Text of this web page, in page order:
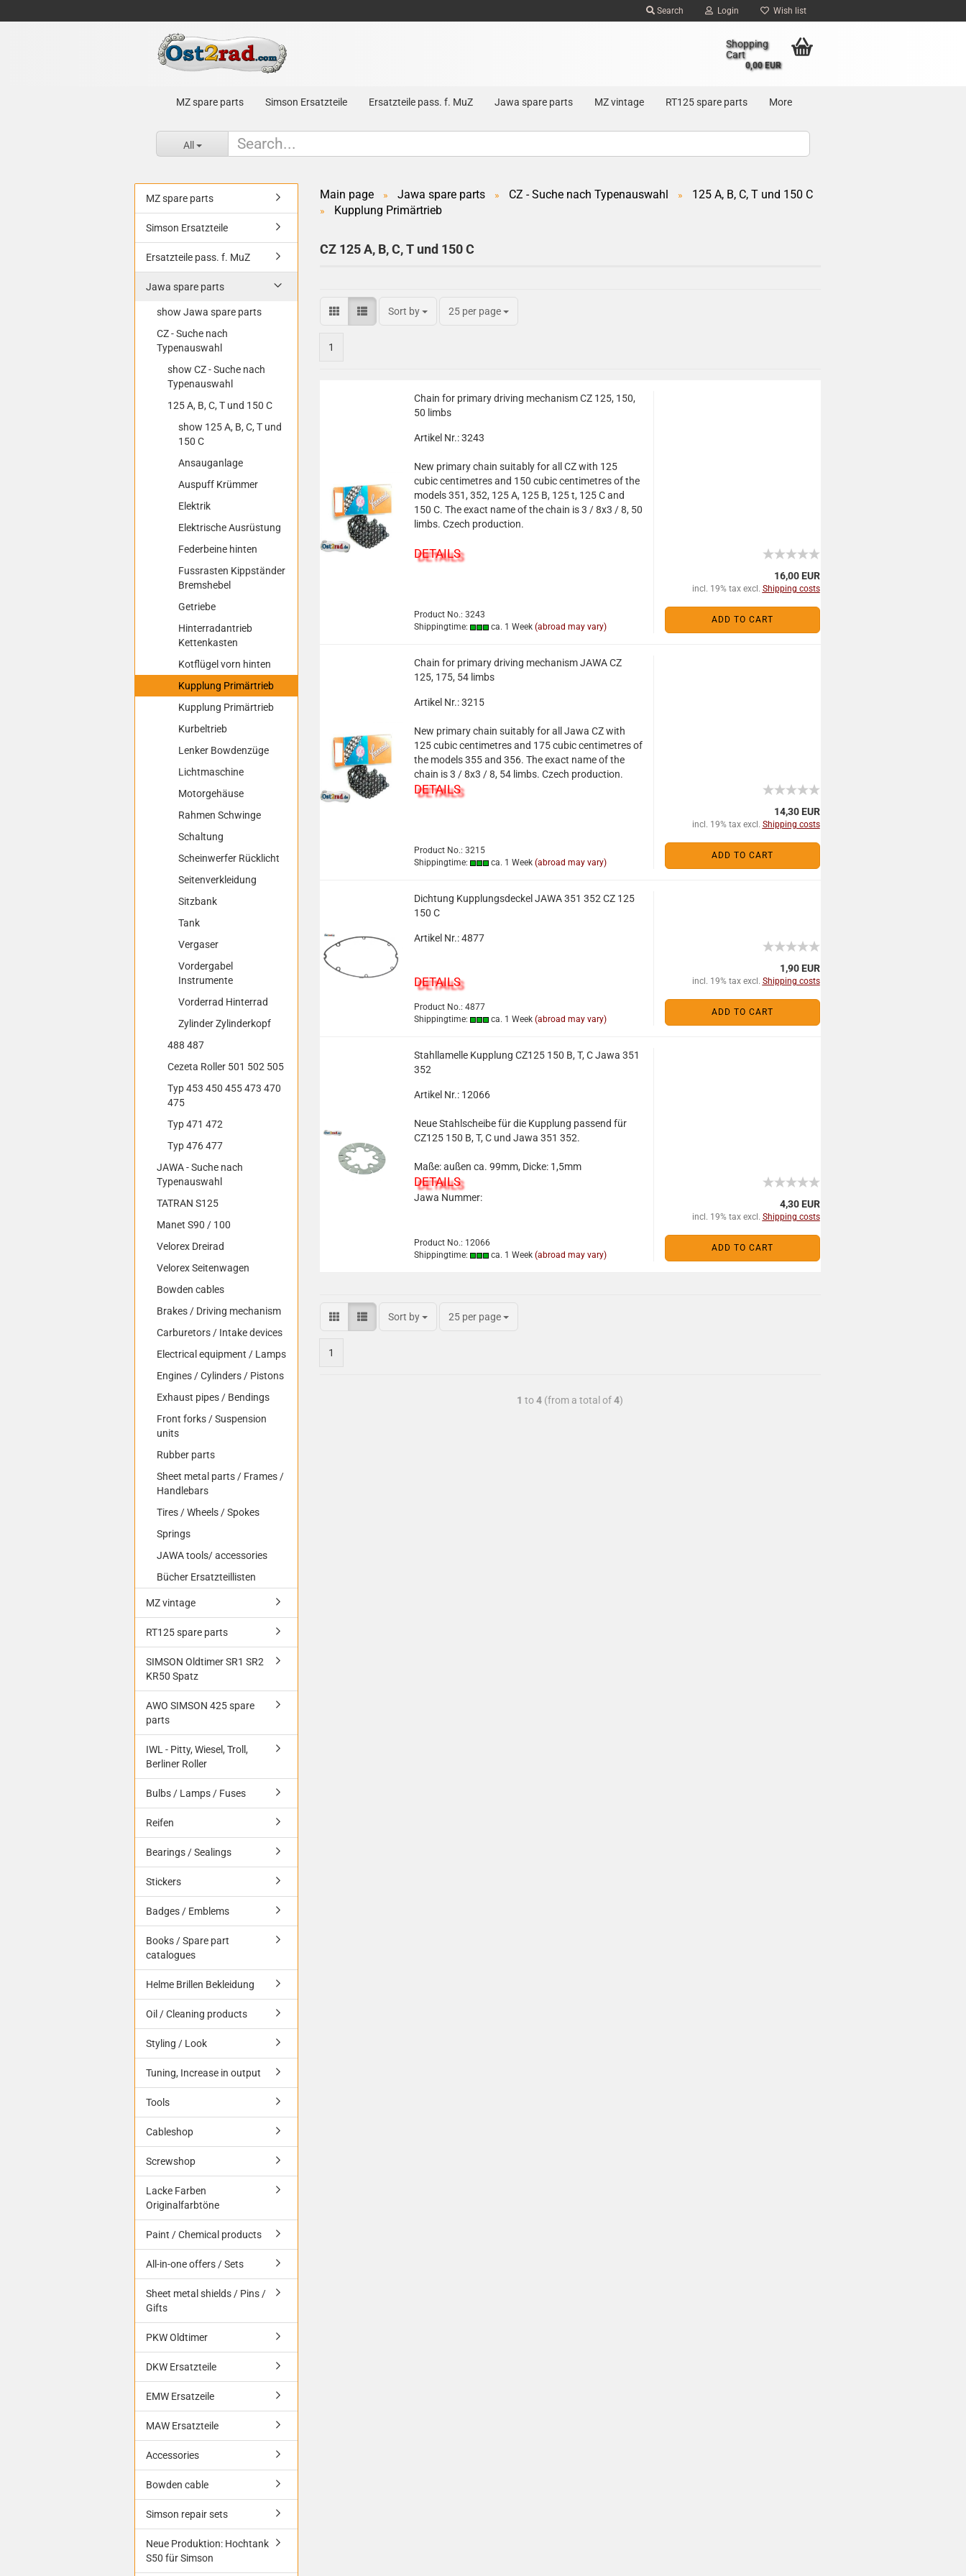
Search Login Wish list
Shopping
Cart
0,00 EUR
MZ spare parts Simson Ersatzteile Ersatzteile pass. f. MuZ Jawa spare parts MZ vintage RT125 spare parts More
All
Main page » Jawa spare parts » CZ - Suche nach Typenauswahl » 125 A, B, C, T und 150 C
» Kupplung Primärtrieb
CZ 125 A, B, C, T und 150 C
Sort by 25 per page
1
Chain for primary driving mechanism CZ 125, 150,
50 limbs
Artikel Nr.: 3243
New primary chain suitably for all CZ with 125
cubic centimetres and 150 cubic centimetres of the
models 351, 352, 125 A, 125 B, 125 t, 125 C and
150 C. The exact name of the chain is 3 / 8x3 / 8, 50
limbs. Czech production.
DETAILS
Product No.: 3243
Shippingtime:
ca. 1 Week (abroad may vary)
16,00 EUR
incl. 19% tax excl. Shipping costs
ADD TO CART
Chain for primary driving mechanism JAWA CZ
125, 175, 54 limbs
Artikel Nr.: 3215
New primary chain suitably for all Jawa CZ with
125 cubic centimetres and 175 cubic centimetres of
the models 355 and 356. The exact name of the
chain is 3 / 8x3 / 8, 54 limbs. Czech production.
DETAILS
Product No.: 3215
Shippingtime:
ca. 1 Week (abroad may vary)
14,30 EUR
incl. 19% tax excl. Shipping costs
ADD TO CART
Dichtung Kupplungsdeckel JAWA 351 352 CZ 125
150 C
Artikel Nr.: 4877
DETAILS
Product No.: 4877
Shippingtime:
ca. 1 Week (abroad may vary)
1,90 EUR
incl. 19% tax excl. Shipping costs
ADD TO CART
Stahllamelle Kupplung CZ125 150 B, T, C Jawa 351
352
Artikel Nr.: 12066
Neue Stahlscheibe für die Kupplung passend für
CZ125 150 B, T, C und Jawa 351 352.
Maße: außen ca. 99mm, Dicke: 1,5mm
DETAILS
Jawa Nummer:
Product No.: 12066
Shippingtime:
ca. 1 Week (abroad may vary)
4,30 EUR
incl. 19% tax excl. Shipping costs
ADD TO CART
Sort by 25 per page
1
1 to4 (from a total of4)
MZ spare parts
Simson Ersatzteile
Ersatzteile pass. f. MuZ
Jawa spare parts
show Jawa spare parts
CZ - Suche nach
Typenauswahl
show CZ - Suche nach
Typenauswahl
125 A, B, C, T und 150 C
show 125 A, B, C, T und
150 C
Ansauganlage
Auspuff Krümmer
Elektrik
Elektrische Ausrüstung
Federbeine hinten
Fussrasten Kippständer
Bremshebel
Getriebe
Hinterradantrieb
Kettenkasten
Kotflügel vorn hinten
Kupplung Primärtrieb
Kupplung Primärtrieb
Kurbeltrieb
Lenker Bowdenzüge
Lichtmaschine
Motorgehäuse
Rahmen Schwinge
Schaltung
Scheinwerfer Rücklicht
Seitenverkleidung
Sitzbank
Tank
Vergaser
Vordergabel
Instrumente
Vorderrad Hinterrad
Zylinder Zylinderkopf
488 487
Cezeta Roller 501 502 505
Typ 453 450 455 473 470
475
Typ 471 472
Typ 476 477
JAWA - Suche nach
Typenauswahl
TATRAN S125
Manet S90 / 100
Velorex Dreirad
Velorex Seitenwagen
Bowden cables
Brakes / Driving mechanism
Carburetors / Intake devices
Electrical equipment / Lamps
Engines / Cylinders / Pistons
Exhaust pipes / Bendings
Front forks / Suspension
units
Rubber parts
Sheet metal parts / Frames /
Handlebars
Tires / Wheels / Spokes
Springs
JAWA tools/ accessories
Bücher Ersatzteillisten
MZ vintage
RT125 spare parts
SIMSON Oldtimer SR1 SR2
KR50 Spatz
AWO SIMSON 425 spare
parts
IWL - Pitty, Wiesel, Troll,
Berliner Roller
Bulbs / Lamps / Fuses
Reifen
Bearings / Sealings
Stickers
Badges / Emblems
Books / Spare part
catalogues
Helme Brillen Bekleidung
Oil / Cleaning products
Styling / Look
Tuning, Increase in output
Tools
Cableshop
Screwshop
Lacke Farben
Originalfarbtöne
Paint / Chemical products
All-in-one offers / Sets
Sheet metal shields / Pins /
Gifts
PKW Oldtimer
DKW Ersatzteile
EMW Ersatzeile
MAW Ersatzteile
Accessories
Bowden cable
Simson repair sets
Neue Produktion: Hochtank
S50 für Simson